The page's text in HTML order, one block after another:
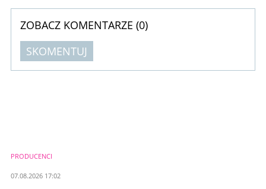
ZOBACZ KOMENTARZE (0)
SKOMENTUJ
PRODUCENCI
07.08.2026 17:02